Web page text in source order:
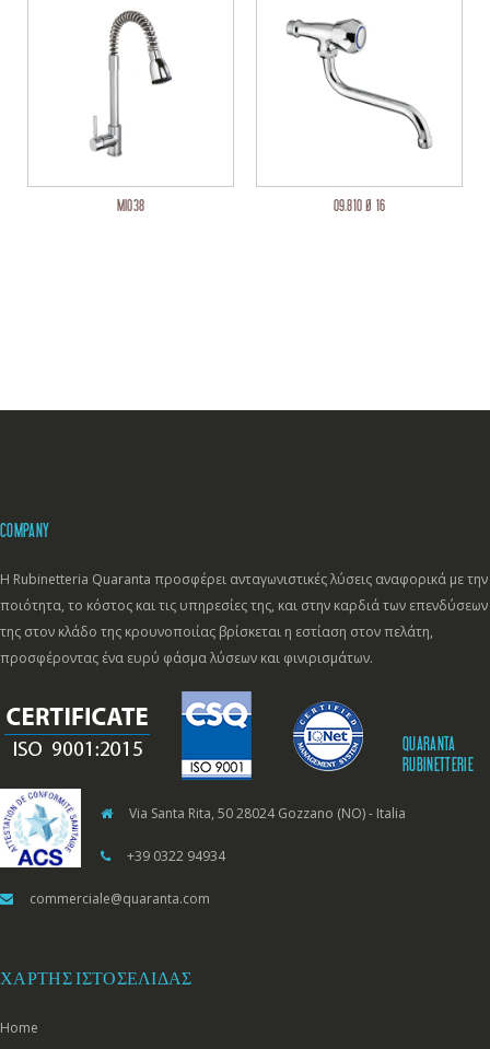
MI038 09.810 Ø 16
COMPANY
Η Rubinetteria Quaranta προσφέρει ανταγωνιστικές λύσεις αναφορικά με την
ποιότητα, το κόστος και τις υπηρεσίες της, και στην καρδιά των επενδύσεων
της στον κλάδο της κρουνοποιίας βρίσκεται η εστίαση στον πελάτη,
προσφέροντας ένα ευρύ φάσμα λύσεων και φινιρισμάτων.
QUARANTA
RUBINETTERIE
Via Santa Rita, 50 28024 Gozzano (NO) - Italia
+39 0322 94934
commerciale@quaranta.com
ΧΆΡΤΗΣ ΙΣΤΟΣΕΛΊΔΑΣ
Home